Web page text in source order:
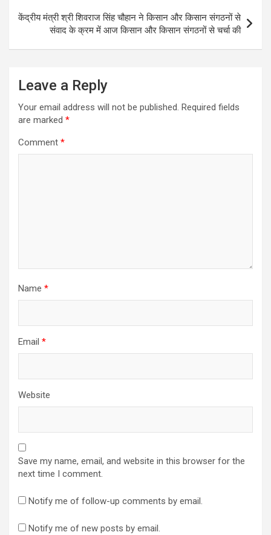
केंद्रीय मंत्री श्री शिवराज सिंह चौहान ने किसान और किसान संगठनों से
संवाद के क्रम में आज किसान और किसान संगठनों से चर्चा की
Leave a Reply
Your email address will not be published. Required fields
are marked *
Comment *
Name *
Email *
Website
Save my name, email, and website in this browser for the
next time I comment.
Notify me of follow-up comments by email.
Notify me of new posts by email.